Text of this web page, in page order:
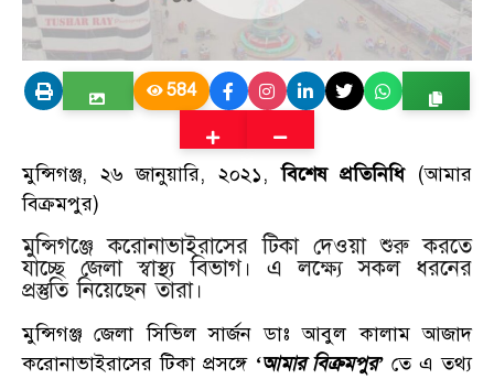
584
মুন্সিগঞ্জ, ২৬ জানুয়ারি, ২০২১,বিশেষ প্রতিনিধি(আমার
বিক্রমপুর)
মুন্সিগঞ্জে করোনাভাইরাসের টিকা দেওয়া শুরু করতে
যাচ্ছে জেলা স্বাস্থ্য বিভাগ। এ লক্ষ্যে সকল ধরনের
প্রস্তুতি নিয়েছেন তারা।
মুন্সিগঞ্জ জেলা সিভিল সার্জন ডাঃ আবুল কালাম আজাদ
করোনাভাইরাসের টিকা প্রসঙ্গে ‘আমার বিক্রমপুর’ তে এ তথ্য